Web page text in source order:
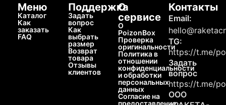
Меню
Каталог
Как
заказать
FAQ
Поддержка
Задать
вопрос
Как
выбрать
размер
Возврат
товара
Отзывы
клиентов
О
сервисе
О
PoizonBox
Проверка
оригинальности
Политика в
отношении
конфиденциальности
и обработки
персональных
данных
Согласие на
предоставление
Контакты
Email:
TG:
https://t.me/
Задать
вопрос
https://t.me/
ООО